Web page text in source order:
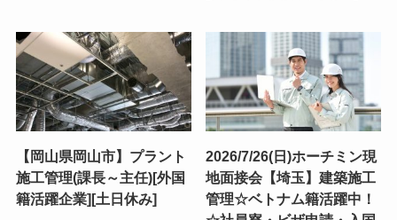
【岡山県岡山市】プラント
施工管理(課長～主任)[外国
籍活躍企業][土日休み]
2026/7/26(日)ホーチミン現
地面接会【埼玉】建築施工
管理☆ベトナム籍活躍中！